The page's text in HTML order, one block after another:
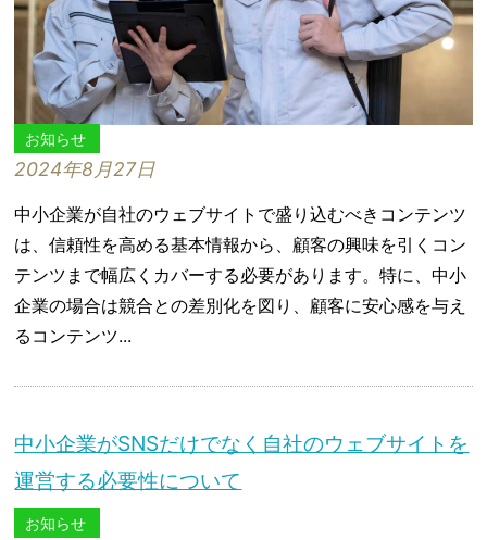
お知らせ
2024年8月27日
中小企業が自社のウェブサイトで盛り込むべきコンテンツ
は、信頼性を高める基本情報から、顧客の興味を引くコン
テンツまで幅広くカバーする必要があります。特に、中小
企業の場合は競合との差別化を図り、顧客に安心感を与え
るコンテンツ...
中小企業がSNSだけでなく自社のウェブサイトを
運営する必要性について
お知らせ